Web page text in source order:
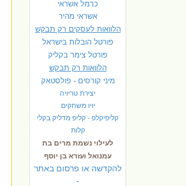
כרמל אשראי
אשראי מהיר
הלוואות לעסקים רק תבקש
פורטל הובלות בישראל
פורטל צימר בקליק
הלוואות רק תבקש
מיני קורסים - פולסטאק
יצירת טריויה
יויו משחקים
קליפיקלפ - קליפ מדליק בקלי
קלות
לעילוי נשמת מרים בת
עמנואל ועזרא בן יוסף
להקדשה או פרסום באתר
-